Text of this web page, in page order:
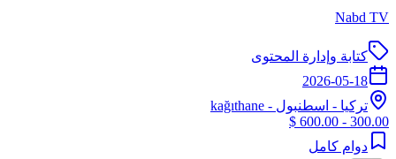
Nabd TV
كتابة وإدارة المحتوى
2026-05-18
تركيا - اسطنبول - kağıthane
300.00 - 600.00 $
دوام كامل